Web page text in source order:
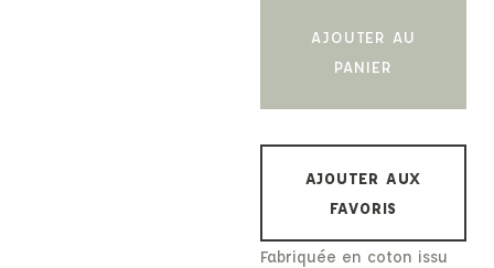
AJOUTER AU
PANIER
AJOUTER AUX
FAVORIS
Fabriquée en coton issu